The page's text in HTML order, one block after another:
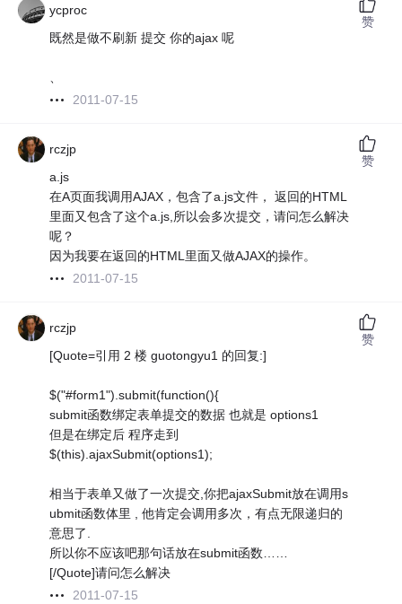
ycproc
既然是做不刷新 提交 你的ajax 呢
、
2011-07-15
赞
rczjp
a.js
在A页面我调用AJAX，包含了a.js文件， 返回的HTML
里面又包含了这个a.js,所以会多次提交，请问怎么解决
呢？
因为我要在返回的HTML里面又做AJAX的操作。
2011-07-15
赞
rczjp
[Quote=引用 2 楼 guotongyu1 的回复:]
$("#form1").submit(function(){
submit函数绑定表单提交的数据 也就是 options1
但是在绑定后 程序走到
$(this).ajaxSubmit(options1);
相当于表单又做了一次提交,你把ajaxSubmit放在调用s
ubmit函数体里 , 他肯定会调用多次，有点无限递归的
意思了.
所以你不应该吧那句话放在submit函数……
[/Quote]请问怎么解决
2011-07-15
赞